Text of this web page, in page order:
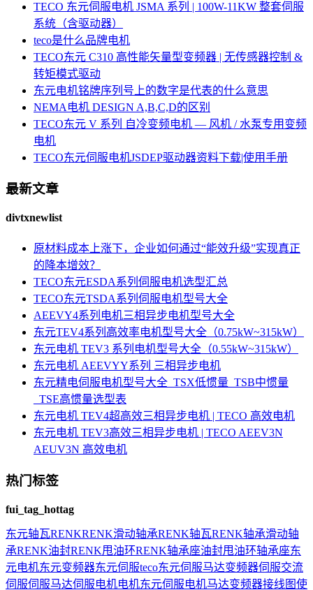
TECO 东元伺服电机 JSMA 系列 | 100W-11KW 整套伺服
系统（含驱动器）
teco是什么品牌电机
TECO东元 C310 高性能矢量型变频器 | 无传感器控制 &
转矩模式驱动
东元电机铭牌序列号上的数字是代表的什么意思
NEMA电机 DESIGN A,B,C,D的区别
TECO东元 V 系列 自冷变频电机 — 风机 / 水泵专用变频
电机
TECO东元伺服电机JSDEP驱动器资料下载|使用手册
最新文章
divtxnewlist
原材料成本上涨下，企业如何通过“能效升级”实现真正
的降本增效？
TECO东元ESDA系列伺服电机选型汇总
TECO东元TSDA系列伺服电机型号大全
AEEVY4系列电机三相异步电机型号大全
东元TEV4系列高效率电机型号大全（0.75kW~315kW）
东元电机 TEV3 系列电机型号大全（0.55kW~315kW）
东元电机 AEEVYY系列 三相异步电机
东元精电伺服电机型号大全_TSX低惯量_TSB中惯量
_TSE高惯量选型表
东元电机 TEV4超高效三相异步电机 | TECO 高效电机
东元电机 TEV3高效三相异步电机 | TECO AEEV3N
AEUV3N 高效电机
热门标签
fui_tag_hottag
东元轴瓦RENKRENK滑动轴承RENK轴瓦RENK轴承滑动轴
承RENK油封RENK甩油环RENK轴承座油封甩油环轴承座东
元电机东元变频器东元伺服teco东元伺服马达变频器伺服交流
伺服伺服马达伺服电机电机东元伺服电机马达变频器接线图使